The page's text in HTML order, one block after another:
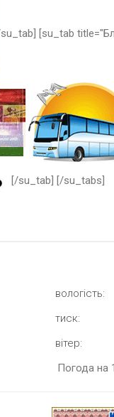
su_tab] [su_tab
[/su_tab] [/su_tabs]
вологість:
тиск:
вітер:
Погода на